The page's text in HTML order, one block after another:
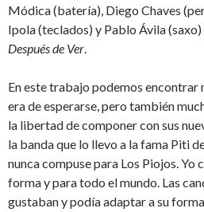
Módica (batería), Diego Chaves
Ipola (teclados) y Pablo Ávila
Después de Ver.
En este trabajo podemos
era de esperarse, pero también
la libertad de componer con sus
la banda que lo llevo a la fama Piti
nunca compuse para Los Piojos. Yo
forma y para todo el mundo. Las
gustaban y podía adaptar a su